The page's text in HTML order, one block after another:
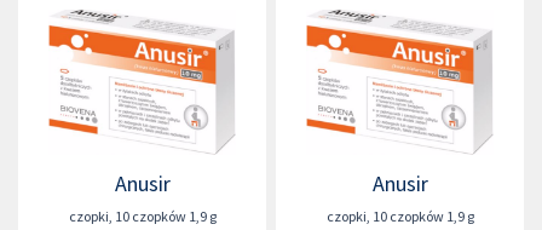
Anusir
czopki 10 czopków 1,9 g
Anusir
czopki 10 czopków 1,9 g